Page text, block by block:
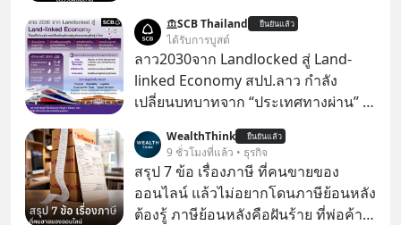
SCB Thailand ยืนยันแล้ว
ได้รับการบูสต์
ลาว2030จาก Landlocked สู่ Land-
linked Economy สปป.ลาว กำลัง
เปลี่ยนบทบาทจาก “ประเทศทางผ่าน” สู่
ของอนุภูมิภาคลุ่มแม่น้ำโขง
WealthThink ยืนยันแล้ว
9 ชั่วโมงที่แล้ว • ธุรกิจ
สรุป 7 ข้อ เรื่องภาษี ที่คนขายของ
ออนไลน์ แล้วไม่อยากโดนภาษีย้อนหลัง
ต้องรู้ ภาษีย้อนหลังคือฝันร้าย ที่พ่อค้า